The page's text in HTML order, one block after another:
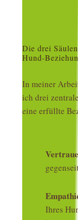
Die drei
Hund-
In meiner
ich drei
eine erfüllte
Ihres